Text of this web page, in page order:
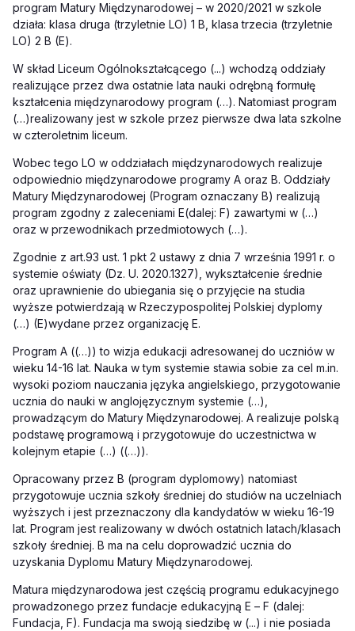
program Matury Międzynarodowej – w 2020/2021 w szkole
działa: klasa druga (trzyletnie LO) 1 B, klasa trzecia (trzyletnie
LO) 2 B (E).
W skład Liceum Ogólnokształcącego (...) wchodzą oddziały
realizujące przez dwa ostatnie lata nauki odrębną formułę
kształcenia międzynarodowy program (…). Natomiast program
(…)realizowany jest w szkole przez pierwsze dwa lata szkolne
w czteroletnim liceum.
Wobec tego LO w oddziałach międzynarodowych realizuje
odpowiednio międzynarodowe programy A oraz B. Oddziały
Matury Międzynarodowej (Program oznaczany B) realizują
program zgodny z zaleceniami E(dalej: F) zawartymi w (…)
oraz w przewodnikach przedmiotowych (…).
Zgodnie z art.93 ust. 1 pkt 2 ustawy z dnia 7 września 1991 r. o
systemie oświaty (Dz. U. 2020.1327), wykształcenie średnie
oraz uprawnienie do ubiegania się o przyjęcie na studia
wyższe potwierdzają w Rzeczypospolitej Polskiej dyplomy
(…) (E)wydane przez organizację E.
Program A ((…)) to wizja edukacji adresowanej do uczniów w
wieku 14-16 lat. Nauka w tym systemie stawia sobie za cel m.in.
wysoki poziom nauczania języka angielskiego, przygotowanie
ucznia do nauki w anglojęzycznym systemie (…)
prowadzącym do Matury Międzynarodowej. A realizuje polską
podstawę programową i przygotowuje do uczestnictwa w
kolejnym etapie (…) ((…)).
Opracowany przez B (program dyplomowy) natomiast
przygotowuje ucznia szkoły średniej do studiów na uczelniach
wyższych i jest przeznaczony dla kandydatów w wieku 16-19
lat. Program jest realizowany w dwóch ostatnich latach/klasach
szkoły średniej. B ma na celu doprowadzić ucznia do
uzyskania Dyplomu Matury Międzynarodowej.
Matura międzynarodowa jest częścią programu edukacyjnego
prowadzonego przez fundacje edukacyjną E – F (dalej:
Fundacja, F). Fundacja ma swoją siedzibę w (...) i nie posiada